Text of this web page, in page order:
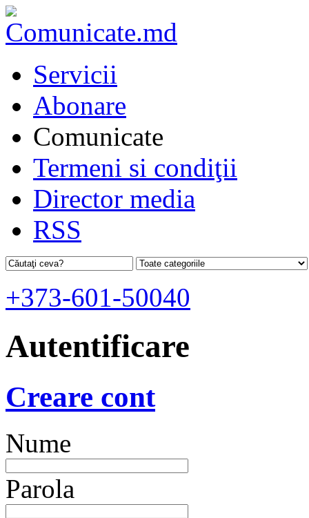
Servicii
Abonare
Comunicate
Termeni si condiţii
Director media
RSS
+373-601-50040
Autentificare
Creare cont
Nume
Parola